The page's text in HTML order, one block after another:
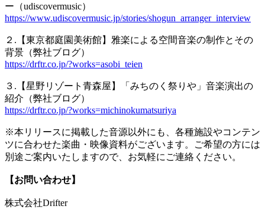
ー（udiscovermusic）
https://www.udiscovermusic.jp/stories/shogun_arranger_interview
２.【東京都庭園美術館】雅楽による空間音楽の制作とその
背景（弊社ブログ）
https://drftr.co.jp/?works=asobi_teien
３.【星野リゾート青森屋】「みちのく祭りや」音楽演出の
紹介（弊社ブログ）
https://drftr.co.jp/?works=michinokumatsuriya
※本リリースに掲載した音源以外にも、各種施設やコンテン
ツに合わせた楽曲・映像資料がございます。ご希望の方には
別途ご案内いたしますので、お気軽にご連絡ください。
【お問い合わせ】
株式会社Drifter